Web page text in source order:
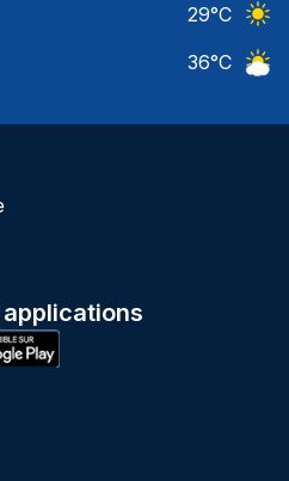
29°C
36°C